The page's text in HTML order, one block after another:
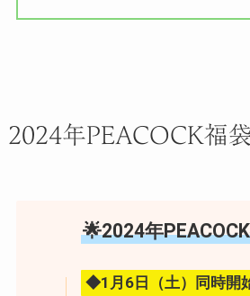
2024年PEACOCK福
🌟2024年
◆1月6日（土）同時開